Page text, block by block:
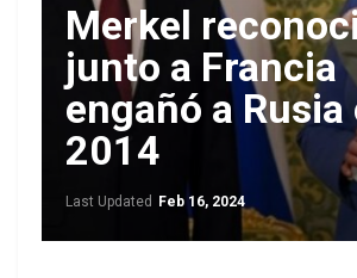
Merkel
junto a Francia
engañó a Rusia
2014
Last Updated Feb 16, 2024